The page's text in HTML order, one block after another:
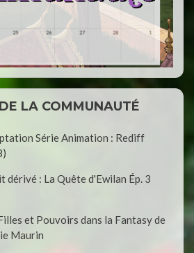
LA COMMUNAUTÉ
Série Animation : Rediff
dérivé : La Quête d'Ewilan Ép. 3
et Pouvoirs dans la Fantasy de
Maurin